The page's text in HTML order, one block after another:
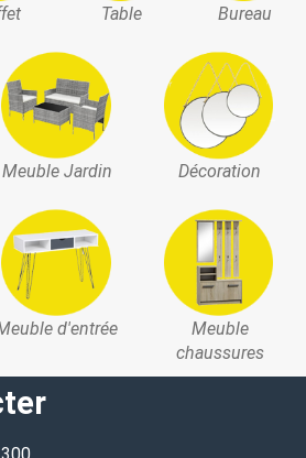
Table Bureau
Meuble Jardin Décoration
d'entrée
Meuble
chaussures